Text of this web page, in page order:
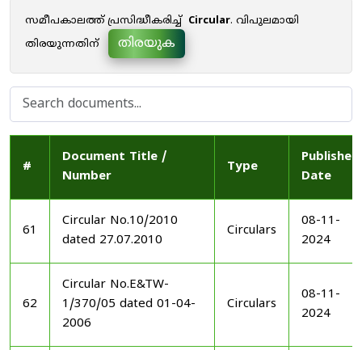
സമീപകാലത്ത് പ്രസിദ്ധീകരിച്ച് Circular. വിപുലമായി
തിരയുന്നതിന്
തിരയുക
#
Document Title /
Number
Type
Published
Date
61
Circular No.10/2010
dated 27.07.2010
Circulars
08-11-
2024
62
Circular No.E&TW-
1/370/05 dated 01-04-
2006
Circulars
08-11-
2024